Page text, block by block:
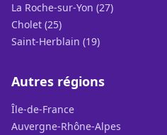
La Roche-sur-Yon (27)
Cholet (25)
Saint-Herblain (19)
Autres régions
Île-de-France
Auvergne-Rhône-Alpes